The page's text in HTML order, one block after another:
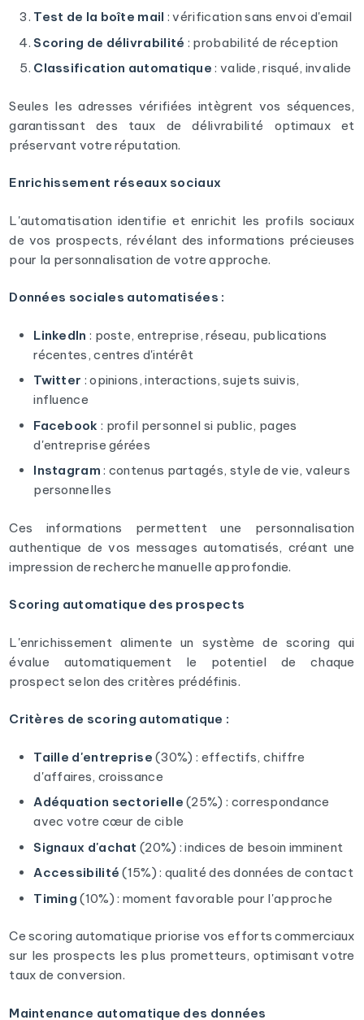
Test de la boîte mail : vérification sans envoi d'email
Scoring de délivrabilité : probabilité de réception
Classification automatique : valide, risqué, invalide
Seules les adresses vérifiées intègrent vos séquences,
garantissant des taux de délivrabilité optimaux et
préservant votre réputation.
Enrichissement réseaux sociaux
L'automatisation identifie et enrichit les profils sociaux
de vos prospects, révélant des informations précieuses
pour la personnalisation de votre approche.
Données sociales automatisées :
LinkedIn : poste, entreprise, réseau, publications
récentes, centres d'intérêt
Twitter : opinions, interactions, sujets suivis,
influence
Facebook : profil personnel si public, pages
d'entreprise gérées
Instagram : contenus partagés, style de vie, valeurs
personnelles
Ces informations permettent une personnalisation
authentique de vos messages automatisés, créant une
impression de recherche manuelle approfondie.
Scoring automatique des prospects
L'enrichissement alimente un système de scoring qui
évalue automatiquement le potentiel de chaque
prospect selon des critères prédéfinis.
Critères de scoring automatique :
Taille d'entreprise (30%) : effectifs, chiffre
d'affaires, croissance
Adéquation sectorielle (25%) : correspondance
avec votre cœur de cible
Signaux d'achat (20%) : indices de besoin imminent
Accessibilité (15%) : qualité des données de contact
Timing (10%) : moment favorable pour l'approche
Ce scoring automatique priorise vos efforts commerciaux
sur les prospects les plus prometteurs, optimisant votre
taux de conversion.
Maintenance automatique des données